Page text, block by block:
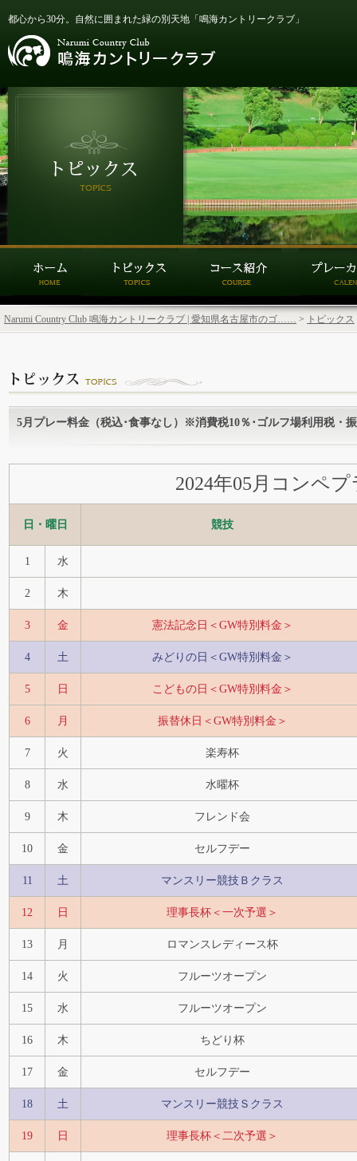
都心から30分。自然に囲まれた緑の別天地「鳴海カントリークラブ」
Narumi Country Club 鳴海カントリークラブ | 愛知県名古屋市のゴ…… > トピックス
5月プレー料金（税込･食事なし）※消費税10％･ゴルフ場利用税・
2024年05月コンペプ
日・曜日 競技
1 水
2 木
3 金 憲法記念日＜GW特別料金＞
4 土 みどりの日＜GW特別料金＞
5 日 こどもの日＜GW特別料金＞
6 月 振替休日＜GW特別料金＞
7 火 楽寿杯
8 水 水曜杯
9 木 フレンド会
10 金 セルフデー
11 土 マンスリー競技Ｂクラス
12 日 理事長杯＜一次予選＞
13 月 ロマンスレディース杯
14 火 フルーツオープン
15 水 フルーツオープン
16 木 ちどり杯
17 金 セルフデー
18 土 マンスリー競技Ｓクラス
19 日 理事長杯＜二次予選＞